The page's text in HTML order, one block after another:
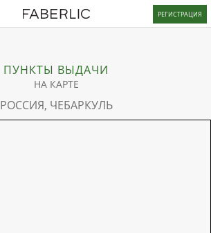
РЕГИСТРАЦИЯ
ПУНКТЫ ВЫДАЧИ
НА КАРТЕ
РОССИЯ, ЧЕБАРКУЛЬ